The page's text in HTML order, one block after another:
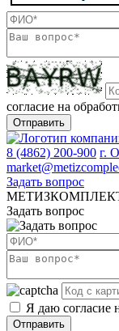
согласие на
Отправить
8 (4862) 200-900 г.
Задать вопрос
Задать вопрос
Я даю согласие
Отправить